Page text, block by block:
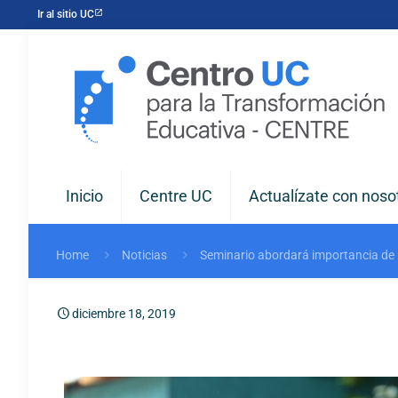
Ir al sitio UC
Inicio Centre UC Actualízate con
Home Noticias Seminario abordará importancia
diciembre 18, 2019